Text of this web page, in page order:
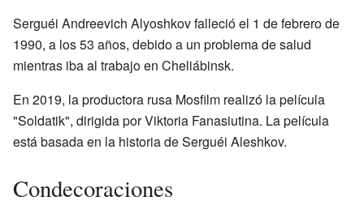
Serguéi Andreevich Alyoshkov falleció el 1 de febrero de
1990, a los 53 años, debido a un problema de salud
mientras iba al trabajo en Cheliábinsk.
En 2019, la productora rusa Mosfilm realizó la película
"Soldatik", dirigida por Viktoria Fanasiutina. La película
está basada en la historia de Serguéi Aleshkov.
Condecoraciones